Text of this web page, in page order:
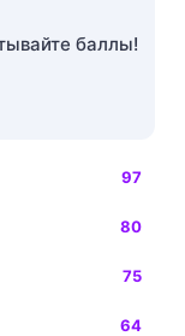
баллы!
97
80
75
64